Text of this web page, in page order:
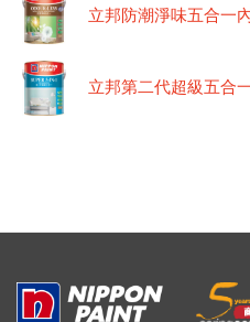
立邦防潮淨味五合一
立邦第二代超級五合